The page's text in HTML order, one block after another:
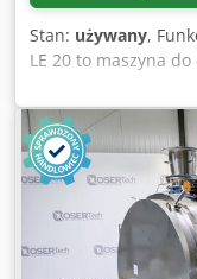
Stan: używany,
LE 20 to maszyna
obsługiwana przez
urządzenie 2 w 1,
przeznaczone do
obiektach
powierzchni do 1400